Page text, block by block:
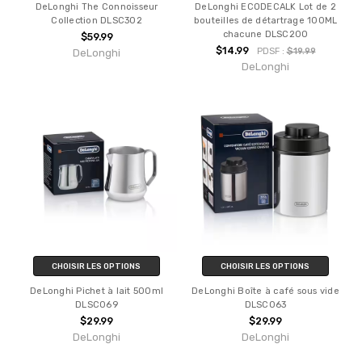
DeLonghi The Connoisseur
Collection DLSC302
$59.99
DeLonghi
DeLonghi ECODECALK Lot de 2
bouteilles de détartrage 100ML
chacune DLSC200
$14.99 PDSF :$19.99
DeLonghi
CHOISIR LES OPTIONS
DeLonghi Pichet à lait 500ml
DLSC069
$29.99
DeLonghi
CHOISIR LES OPTIONS
DeLonghi Boîte à café sous vide
DLSC063
$29.99
DeLonghi